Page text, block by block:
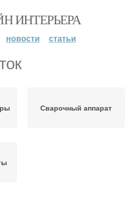
ИНТЕРЬЕРА
новости статьи
Сварочный аппарат